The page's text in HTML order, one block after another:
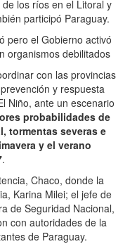
los ríos en el Litoral y
participó Paraguay.
pero el Gobierno activó
organismos debilitados
con las provincias
y respuesta
Niño, ante un escenario
probabilidades de
tormentas severas e
y el verano
.
Chaco, donde la
Karina Milei; el jefe de
de Seguridad Nacional,
con autoridades de la
de Paraguay.